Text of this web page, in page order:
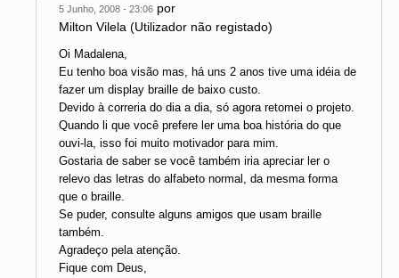
5 Junho, 2008 - 23:06 por
Milton Vilela (Utilizador não registado)
Oi Madalena,
Eu tenho boa visão mas, há uns 2 anos tive uma idéia de
fazer um display braille de baixo custo.
Devido à correria do dia a dia, só agora retomei o projeto.
Quando li que você prefere ler uma boa história do que
ouvi-la, isso foi muito motivador para mim.
Gostaria de saber se você também iria apreciar ler o
relevo das letras do alfabeto normal, da mesma forma
que o braille.
Se puder, consulte alguns amigos que usam braille
também.
Agradeço pela atenção.
Fique com Deus,